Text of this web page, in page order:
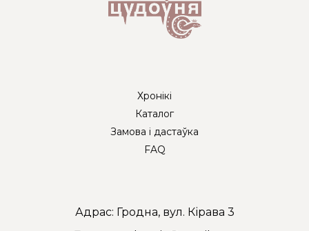
Хронікі
Каталог
Замова і дастаўка
FAQ
Адрас: Гродна, вул. Кірава 3